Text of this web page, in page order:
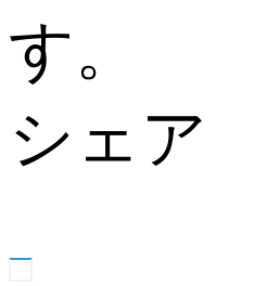
す。
シェア